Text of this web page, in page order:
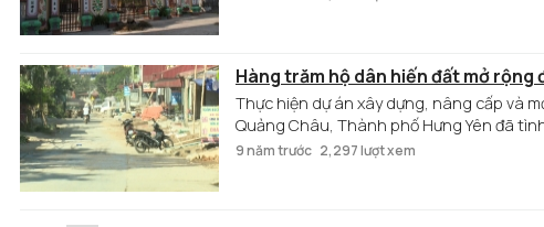
Hàng trăm hộ dân hiến đất mở rộng
Thực hiện dự án xây dựng, nâng cấp và
Quảng Châu, Thành phố Hưng Yên đã
9 năm trước 2,297 lượt xem